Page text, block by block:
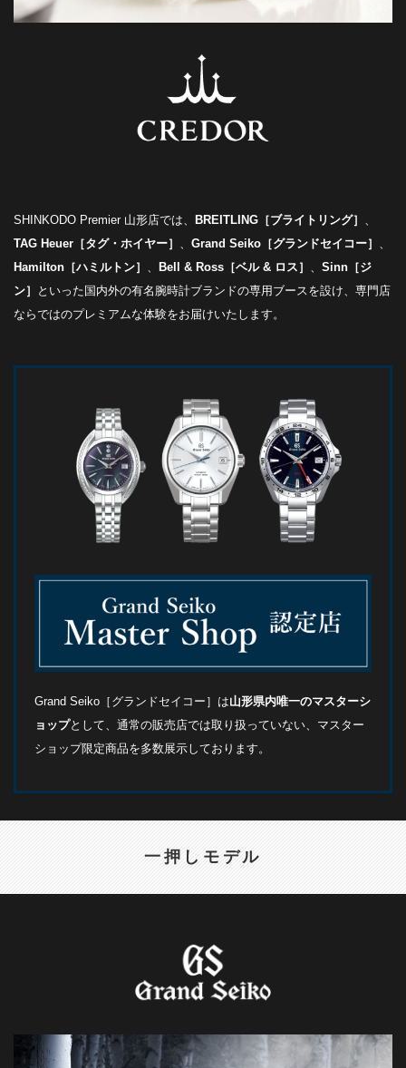
SHINKODO Premier 山形店では、 BREITLING［ブライトリング］
TAG Heuer［タグ・ホイヤー］
Grand Seiko［グランドセイコー］
Hamilton［ハミルトン］
Bell & Ross［ベル & ロス］
Sinn［ジ
ン］
といった国内外の有名腕時計ブランドの専用ブースを設け、専門店
ならではのプレミアムな体験をお届けいたします。
Grand Seiko［グランドセイコー］は山形県内唯一のマスターシ
ョップとして、通常の販売店では取り扱っていない、マスター
ショップ限定商品を多数展示しております。
一押しモデル